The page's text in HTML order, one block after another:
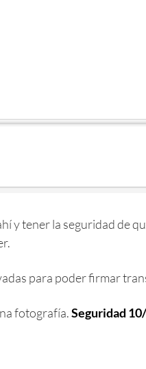
y tener la seguridad de
para poder firmar
fotografía.Seguridad